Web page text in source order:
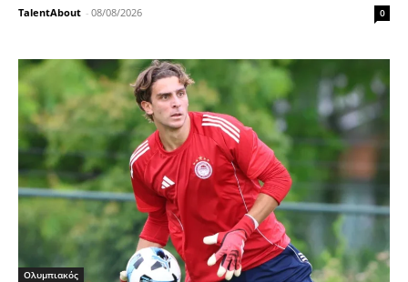
TalentAbout - 08/08/2026 0
Ολυμπιακός